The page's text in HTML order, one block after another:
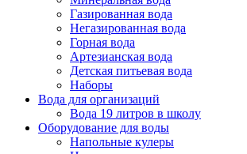
Газированная вода
Негазированная вода
Горная вода
Артезианская вода
Детская питьевая вода
Наборы
Вода для организаций
Вода 19 литров в школу
Оборудование для воды
Напольные кулеры